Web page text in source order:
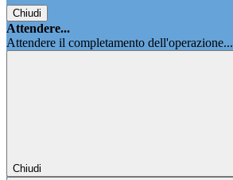
Chiudi
Attendere...
Attendere il completamento dell'operazione...
Chiudi